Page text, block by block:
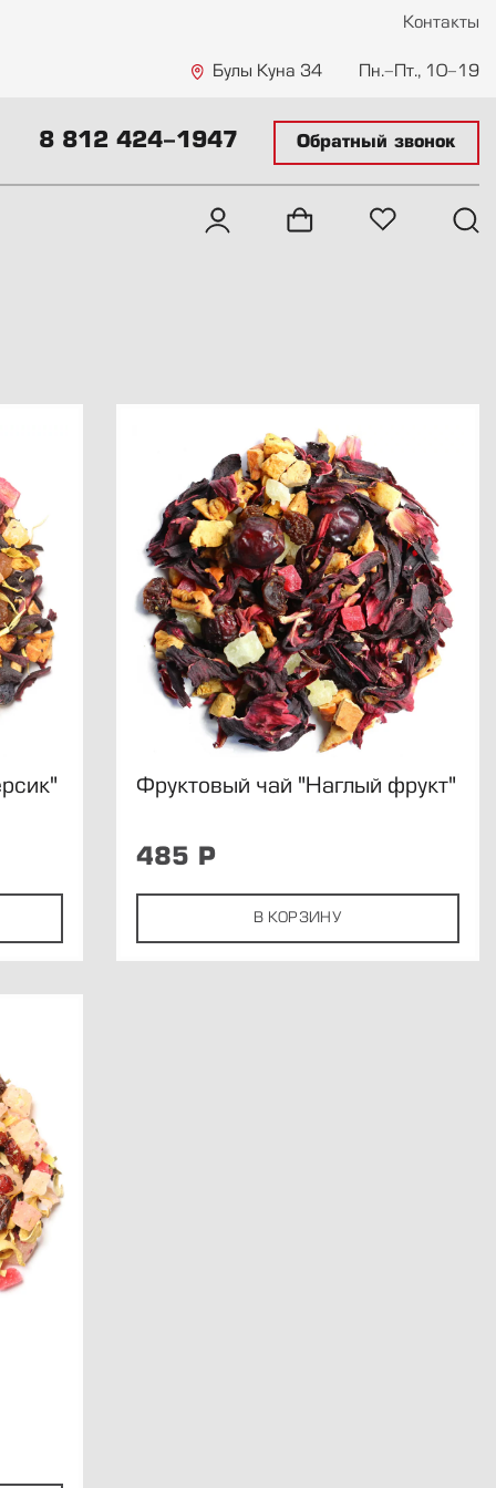
Контакты
Булы Куна 34 Пн.-Пт., 10-19
8 812 424-1947 Обратный звонок
Фруктовый чай "Наглый фрукт"
485 Р
В КОРЗИНУ